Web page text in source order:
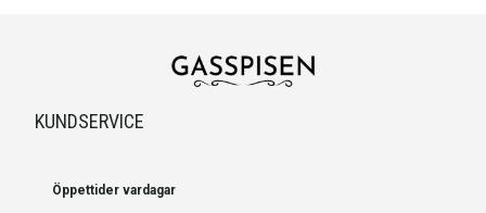
KUNDSERVICE
Öppettider vardagar